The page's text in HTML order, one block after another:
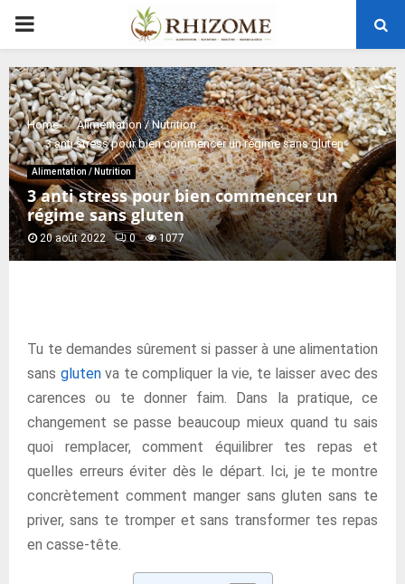
PRIMARY
MENU
Home
Alimentation / Nutrition
3 anti stress pour bien commencer un régime sans gluten
Alimentation / Nutrition
3 anti stress pour bien commencer un
régime sans gluten
20 août 2022 0 1077
Tu te demandes sûrement si passer à une alimentation
sans glutenva te compliquer la vie, te laisser avec des
carences ou te donner faim. Dans la pratique, ce
changement se passe beaucoup mieux quand tu sais
quoi remplacer, comment équilibrer tes repas et
quelles erreurs éviter dès le départ. Ici, je te montre
concrètement comment manger sans gluten sans te
priver, sans te tromper et sans transformer tes repas
en casse-tête.